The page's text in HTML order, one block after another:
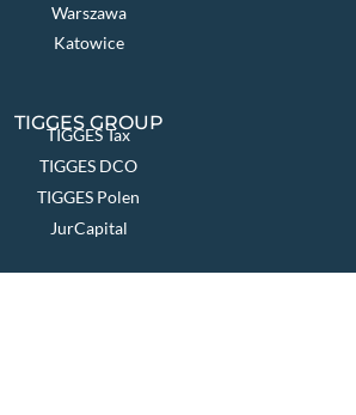
Warszawa
Katowice
TIGGES GROUP
TIGGES Tax
TIGGES DCO
TIGGES Polen
JurCapital